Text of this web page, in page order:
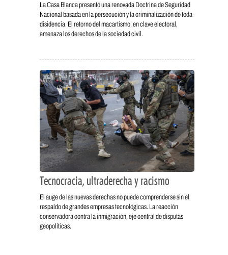
La Casa Blanca presentó una renovada Doctrina de Seguridad
Nacional basada en la persecución y la criminalización de toda
disidencia. El retorno del macartismo, en clave electoral,
amenaza los derechos de la sociedad civil.
Tecnocracia, ultraderecha y racismo
El auge de las nuevas derechas no puede comprenderse sin el
respaldo de grandes empresas tecnológicas. La reacción
conservadora contra la inmigración, eje central de disputas
geopolíticas.